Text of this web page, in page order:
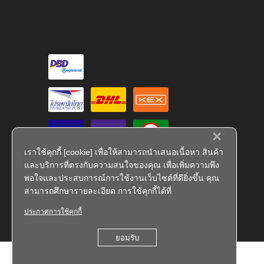
×
เราใช้คุกกี้ [cookie] เพื่อให้สามารถนำเสนอเนื้อหา สินค้า
และบริการที่ตรงกับความสนใจของคุณ เพื่อเพิ่มความพึง
พอใจและประสบการณ์การใช้งานเว็บไซต์ที่ดียิ่งขึ้น คุณ
สามารถศึกษารายละเอียด การใช้คุกกี้ได้ที่
ประกาศการใช้คุกกี้
ยอมรับ